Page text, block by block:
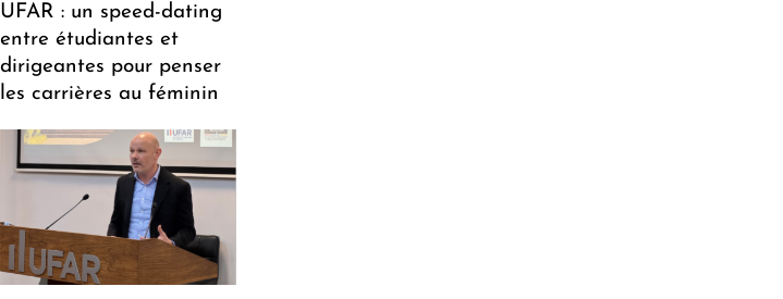
UFAR : un speed-dating
entre étudiantes et
dirigeantes pour penser
les carrières au féminin